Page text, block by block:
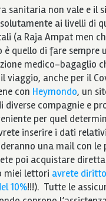
sanitaria non vale e il
ai livelli di
(a Raja Ampat men
è quello di fare sempre
medico-bagaglio
viaggio, anche per il
con Heymondo, un
diverse compagnie e
per quel
inserire i dati
una mail con
poi acquistare
miei lettori avrete
10%!!!). Tutte le